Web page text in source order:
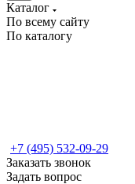
Каталог
По всему сайту
По каталогу
+7 (495) 532-09-29
Заказать звонок
Задать вопрос